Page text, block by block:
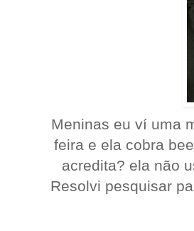
Meninas eu ví uma
feira e ela cobra
acredita? ela não
Resolvi pesquisar